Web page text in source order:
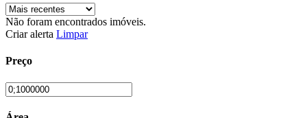
Não foram encontrados imóveis.
Criar alerta Limpar
Preço